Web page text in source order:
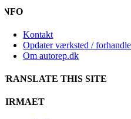
INFO
Kontakt
Opdater værksted /
Om autorep.dk
TRANSLATE THIS SITE
FIRMAET